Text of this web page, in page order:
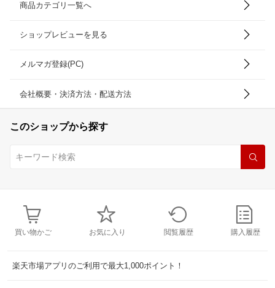
商品カテゴリ一覧へ
ショップレビューを見る
メルマガ登録(PC)
会社概要・決済方法・配送方法
このショップから探す
買い物かご お気に入り 閲覧履歴 購入履歴
楽天市場アプリのご利用で最大1,000ポイント！